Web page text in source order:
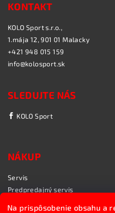
Na prispôsobenie obsahu a
KONTAKT
KOLO Sport s.r.o.,
1.mája 12, 901 01 Malacky
+421 948 015 159
info@kolosport.sk
SLEDUJTE NÁS
KOLO Sport
NÁKUP
Servis
Predpredajný servis